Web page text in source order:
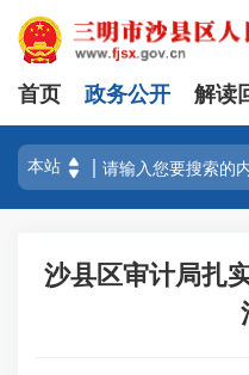
首页 政务公开 解读
沙县区审计局扎